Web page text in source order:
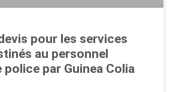
pour les services
au personnel
police par Guinea Colia